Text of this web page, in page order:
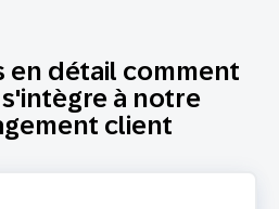
en détail comment
à notre
client